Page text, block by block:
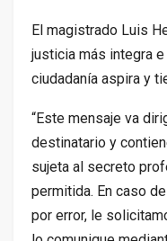
El magistrado Luis
justicia más integra
ciudadanía aspira y
“Este mensaje va
destinatario y
sujeta al secreto
permitida. En caso
por error, le